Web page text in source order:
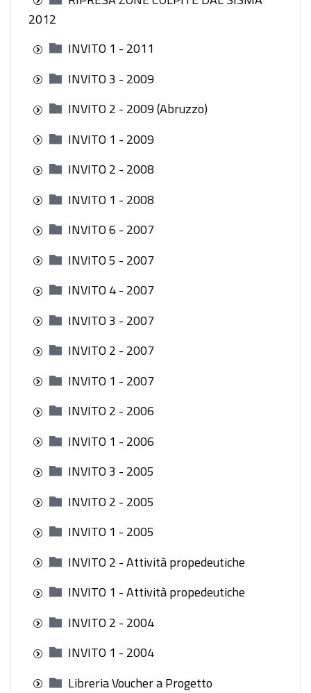
2012
INVITO 1 - 2011
INVITO 3 - 2009
INVITO 2 - 2009 (Abruzzo)
INVITO 1 - 2009
INVITO 2 - 2008
INVITO 1 - 2008
INVITO 6 - 2007
INVITO 5 - 2007
INVITO 4 - 2007
INVITO 3 - 2007
INVITO 2 - 2007
INVITO 1 - 2007
INVITO 2 - 2006
INVITO 1 - 2006
INVITO 3 - 2005
INVITO 2 - 2005
INVITO 1 - 2005
INVITO 2 - Attività propedeutiche
INVITO 1 - Attività propedeutiche
INVITO 2 - 2004
INVITO 1 - 2004
Libreria Voucher a Progetto